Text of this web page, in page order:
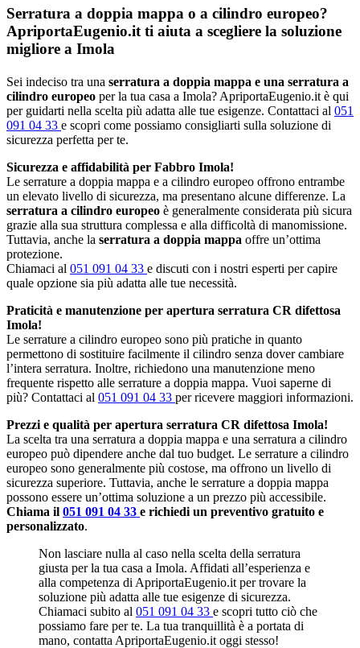
Serratura a doppia mappa o a cilindro europeo?
ApriportaEugenio.it ti aiuta a scegliere la soluzione
migliore a Imola
Sei indeciso tra una serratura a doppia mappa e una serratura a
cilindro europeo per la tua casa a Imola? ApriportaEugenio.it è qui
per guidarti nella scelta più adatta alle tue esigenze. Contattaci al 051
091 04 33 e scopri come possiamo consigliarti sulla soluzione di
sicurezza perfetta per te.
Sicurezza e affidabilità per Fabbro Imola!
Le serrature a doppia mappa e a cilindro europeo offrono entrambe
un elevato livello di sicurezza, ma presentano alcune differenze. La
serratura a cilindro europeo è generalmente considerata più sicura
grazie alla sua struttura complessa e alla difficoltà di manomissione.
Tuttavia, anche la serratura a doppia mappa offre un’ottima
protezione.
Chiamaci al 051 091 04 33 e discuti con i nostri esperti per capire
quale opzione sia più adatta alle tue necessità.
Praticità e manutenzione per apertura serratura CR difettosa
Imola!
Le serrature a cilindro europeo sono più pratiche in quanto
permettono di sostituire facilmente il cilindro senza dover cambiare
l’intera serratura. Inoltre, richiedono una manutenzione meno
frequente rispetto alle serrature a doppia mappa. Vuoi saperne di
più? Contattaci al 051 091 04 33 per ricevere maggiori informazioni.
Prezzi e qualità per apertura serratura CR difettosa Imola!
La scelta tra una serratura a doppia mappa e una serratura a cilindro
europeo può dipendere anche dal tuo budget. Le serrature a cilindro
europeo sono generalmente più costose, ma offrono un livello di
sicurezza superiore. Tuttavia, anche le serrature a doppia mappa
possono essere un’ottima soluzione a un prezzo più accessibile.
Chiama il 051 091 04 33 e richiedi un preventivo gratuito e
personalizzato.
Non lasciare nulla al caso nella scelta della serratura
giusta per la tua casa a Imola. Affidati all’esperienza e
alla competenza di ApriportaEugenio.it per trovare la
soluzione più adatta alle tue esigenze di sicurezza.
Chiamaci subito al 051 091 04 33 e scopri tutto ciò che
possiamo fare per te. La tua tranquillità è a portata di
mano, contatta ApriportaEugenio.it oggi stesso!